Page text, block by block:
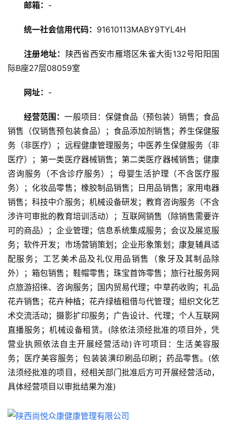
旅
旅
游
攻
略
美
食
特
产
热
门
景
点
旅
游
信
息
史
文
登录 注册
邮箱： -
统一社会信用代码： 91610113MABY9TYL4H
注册地址：
陕西省西安市雁塔区朱雀大街132号阳阳国
际B座27层08059室
网址： -
经营范围：一般项目：保健食品（预包装）销售；食品
销售（仅销售预包装食品）；食品添加剂销售；养生保健服
务（非医疗）；远程健康管理服务；中医养生保健服务（非
医疗）；第一类医疗器械销售；第二类医疗器械销售；健康
咨询服务（不含诊疗服务）；母婴生活护理（不含医疗服
务）；化妆品零售；橡胶制品销售；日用品销售；家用电器
销售；科技中介服务；机械设备研发；教育咨询服务（不含
涉许可审批的教育培训活动）；互联网销售（除销售需要许
可的商品）；企业管理；信息系统集成服务；会议及展览服
务；软件开发；市场营销策划；企业形象策划；康复辅具适
配服务；工艺美术品及礼仪用品销售（象牙及其制品除
外）；箱包销售；鞋帽零售；珠宝首饰零售；旅行社服务网
点旅游招徕、咨询服务；国内贸易代理；中草药收购；礼品
花卉销售；花卉种植；花卉绿植租借与代管理；组织文化艺
术交流活动；摄影扩印服务；广告设计、代理；个人互联网
直播服务；机械设备租赁。(除依法须经批准的项目外，凭
营业执照依法自主开展经营活动)许可项目：生活美容服
务；医疗美容服务；包装装潢印刷品印刷；药品零售。(依
法须经批准的项目，经相关部门批准后方可开展经营活动，
具体经营项目以审批结果为准)